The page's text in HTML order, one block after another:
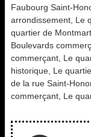
Faubourg Saint-
arrondissement, Le
quartier de
Boulevards
commerçant, Le
historique, Le
de la rue Saint-
commerçant, Le